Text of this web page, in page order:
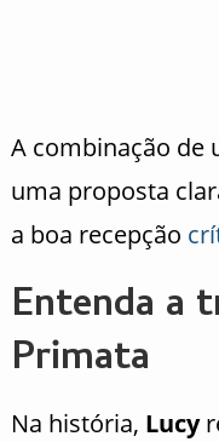
A combinação de
uma proposta
a boa recepção
Entenda a
Primata
Na história, Lucy